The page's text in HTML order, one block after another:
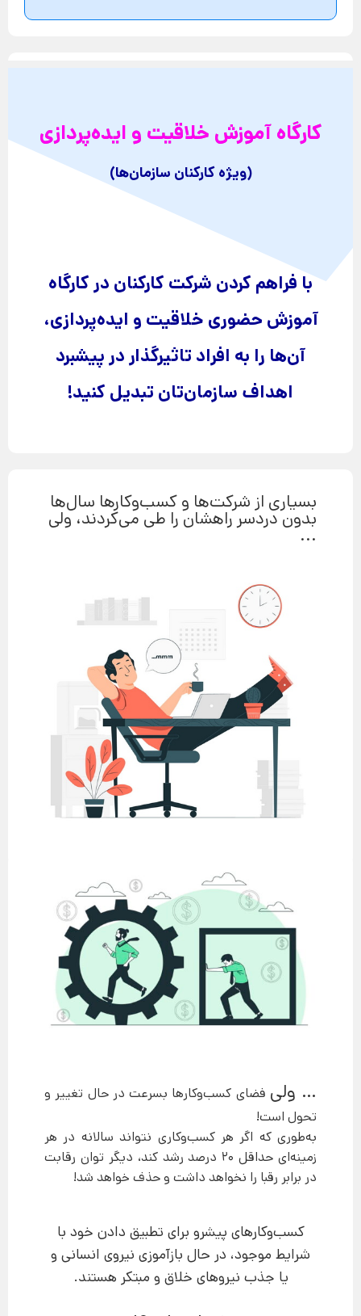
کارگاه آموزش خلاقیت و ایده‌پردازی
(ویژه کارکنان سازمان‌ها)
با فراهم کردن شرکت کارکنان در کارگاه
آموزش حضوری خلاقیت و ایده‌پردازی،
آن‌ها را به افراد تاثیرگذار در پیشبرد
اهداف سازمان‌تان تبدیل کنید!
بسیاری از شرکت‌ها و کسب‌وکارها سال‌ها
بدون دردسر راهشان را طی می‌کردند، ولی
...
… ولی فضای کسب‌وکارها بسرعت در حال تغییر و
تحول است!
به‌طوری که اگر هر کسب‌وکاری نتواند سالانه در هر
زمینه‌ای حداقل 20 درصد رشد کند، دیگر توان رقابت
در برابر رقبا را نخواهد داشت و حذف خواهد شد!
کسب‌وکارهای پیشرو برای تطبیق دادن خود با
شرایط موجود، در حال بازآموزی نیروی انسانی و
یا جذب نیروهای خلاق و مبتکر هستند.